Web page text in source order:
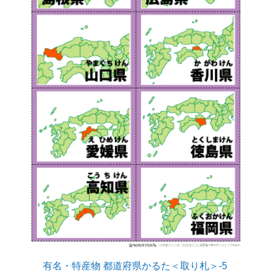
有名・特産物 都道府県かるた＜取り札＞-5